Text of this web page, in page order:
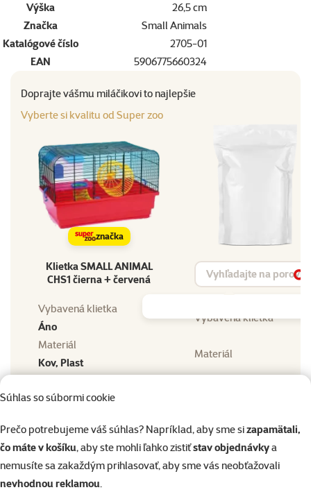
Súhlas so súbormi cookie
Prečo potrebujeme váš súhlas? Napríklad, aby sme sizapamätali,
čo máte v košíku, aby ste mohli ľahko zistiťstav objednávkya
nemusíte sa zakaždým prihlasovať, aby sme vás neobťažovali
nevhodnou reklamou.
Výška
26,5 cm
Značka
Small Animals
Katalógové číslo
2705-01
EAN
5906775660324
Doprajte vášmu miláčikovi to najlepšie
Vyberte si kvalitu od Super zoo
značka
Klietka SMALL ANIMAL
CHS1 čierna + červená
Vyhľadávanie produktu
Vybavená klietka
Áno
Vybavená klietka
Materiál
Kov, Plast
Materiál
Čierna
Malý škrečok, Myš,
Škrečok
Druh hlodavca
Dĺžka
40 cm